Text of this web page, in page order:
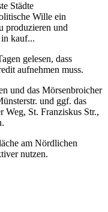
Städte
Wille ein
produzieren und
in kauf...
gelesen, dass
aufnehmen muss.
und das Mörsenbroicher
und ggf. das
Weg, St. Franziskus Str.,
am Nördlichen
nutzen.